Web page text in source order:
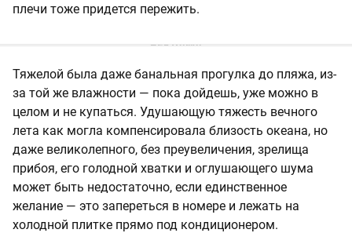
плечи тоже придется пережить.
Тяжелой была даже банальная прогулка до пляжа, из-
за той же влажности — пока дойдешь, уже можно в
целом и не купаться. Удушающую тяжесть вечного
лета как могла компенсировала близость океана, но
даже великолепного, без преувеличения, зрелища
прибоя, его голодной хватки и оглушающего шума
может быть недостаточно, если единственное
желание — это запереться в номере и лежать на
холодной плитке прямо под кондиционером.